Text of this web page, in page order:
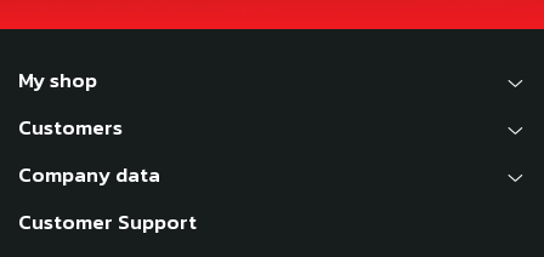
My shop
Customers
Company data
Customer Support